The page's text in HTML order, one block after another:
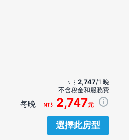
2,747/1 晚
不含稅金和服務費
每晚 2,747元
選擇此房型